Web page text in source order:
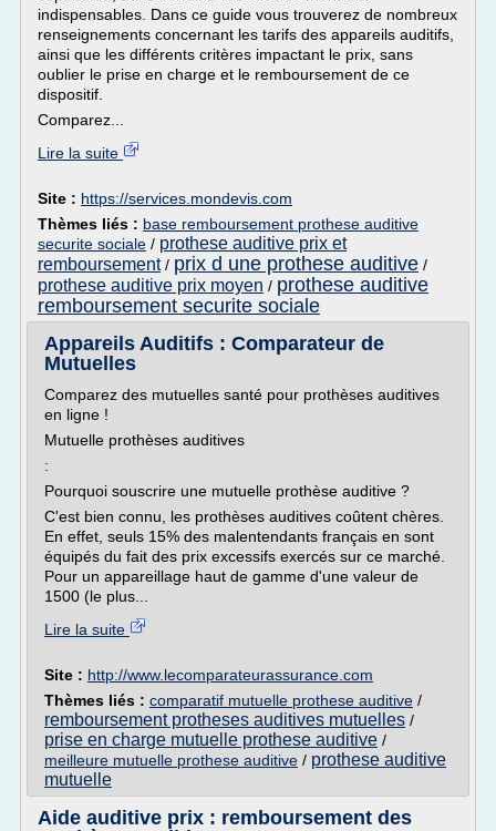
indispensables. Dans ce guide vous trouverez de nombreux
renseignements concernant les tarifs des appareils auditifs,
ainsi que les différents critères impactant le prix, sans
oublier le prise en charge et le remboursement de ce
dispositif.
Comparez...
Lire la suite
Site : https://services.mondevis.com
Thèmes liés : base remboursement prothese auditive
securite sociale / prothese auditive prix et
remboursement/ prix d une prothese auditive /
prothese auditive prix moyen / prothese auditive
remboursement securite sociale
Appareils Auditifs : Comparateur de
Mutuelles
Comparez des mutuelles santé pour prothèses auditives
en ligne !
Mutuelle prothèses auditives
:
Pourquoi souscrire une mutuelle prothèse auditive ?
C'est bien connu, les prothèses auditives coûtent chères.
En effet, seuls 15% des malentendants français en sont
équipés du fait des prix excessifs exercés sur ce marché.
Pour un appareillage haut de gamme d'une valeur de
1500 (le plus...
Lire la suite
Site : http://www.lecomparateurassurance.com
Thèmes liés : comparatif mutuelle prothese auditive /
remboursement protheses auditives mutuelles /
prise en charge mutuelle prothese auditive /
meilleure mutuelle prothese auditive / prothese auditive
mutuelle
Aide auditive prix : remboursement des